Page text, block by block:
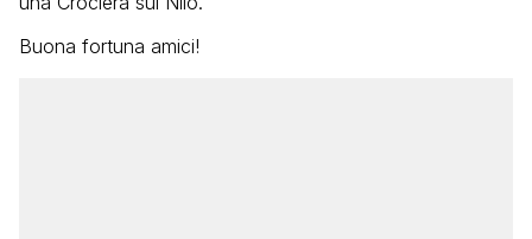
Buona fortuna amici!